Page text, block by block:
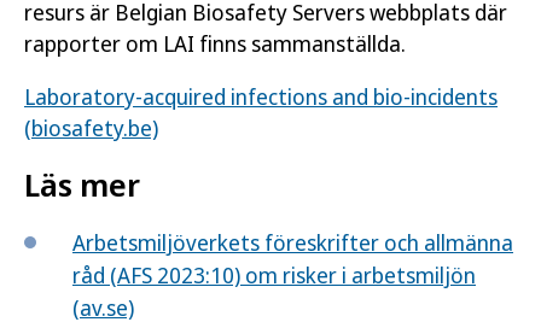
resurs är Belgian Biosafety Servers webbplats där
rapporter om LAI finns sammanställda.
Laboratory-acquired infections and bio-incidents
(biosafety.be)
Läs mer
Arbetsmiljöverkets föreskrifter och allmänna
råd (AFS 2023:10) om risker i arbetsmiljön
(av.se)